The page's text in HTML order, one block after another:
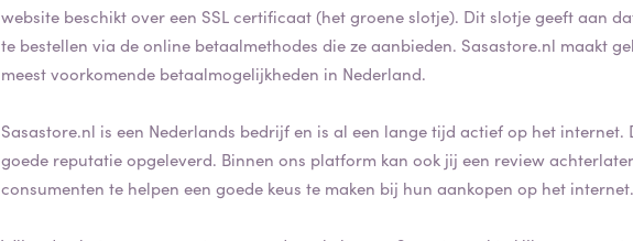
website beschikt over een SSL certificaat (het groene slotje). Dit slotje geeft aan
te bestellen via de online betaalmethodes die ze aanbieden. Sasastore.nl maakt
meest voorkomende betaalmogelijkheden in Nederland.
Sasastore.nl is een Nederlands bedrijf en is al een lange tijd actief op het internet.
goede reputatie opgeleverd. Binnen ons platform kan ook jij een review
consumenten te helpen een goede keus te maken bij hun aankopen op het internet.